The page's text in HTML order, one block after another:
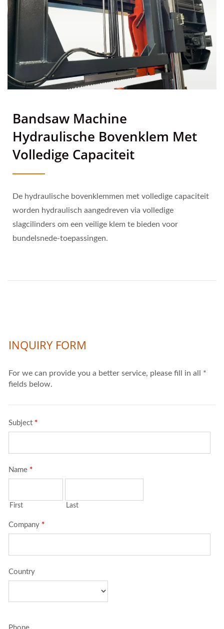
Bandsaw Machine
Hydraulische Bovenklem Met
Volledige Capaciteit
De hydraulische bovenklemmen met volledige capaciteit
worden hydraulisch aangedreven via volledige
slagcilinders om een veilige klem te bieden voor
bundelsnede-toepassingen.